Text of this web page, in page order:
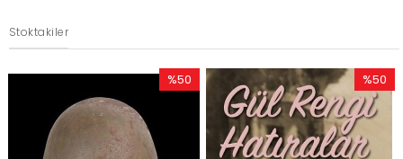
Stoktakiler
%50
%50
İndirim